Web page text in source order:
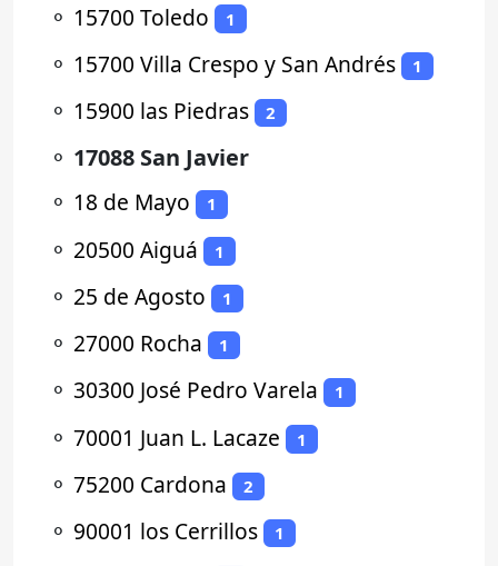
⚬ 15700 Toledo 1
⚬ 15700 Villa Crespo y San Andrés 1
⚬ 15900 las Piedras 2
⚬ 17088 San Javier
⚬ 18 de Mayo 1
⚬ 20500 Aiguá 1
⚬ 25 de Agosto 1
⚬ 27000 Rocha 1
⚬ 30300 José Pedro Varela 1
⚬ 70001 Juan L. Lacaze 1
⚬ 75200 Cardona 2
⚬ 90001 los Cerrillos 1